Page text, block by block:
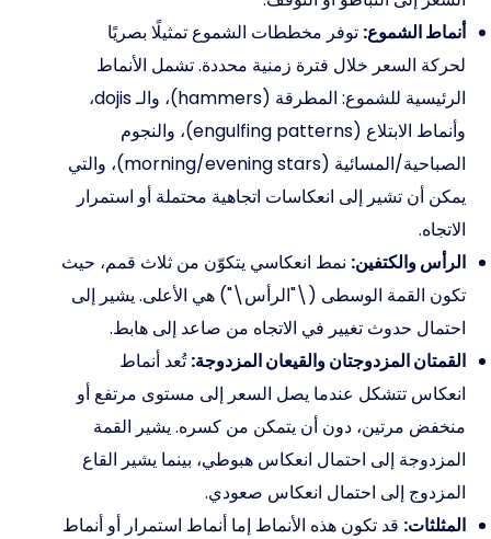
أنماط الشموع: توفر مخططات الشموع تمثيلًا بصريًا
لحركة السعر خلال فترة زمنية محددة. تشمل الأنماط
الرئيسية للشموع: المطرقة (hammers)، والـ dojis،
وأنماط الابتلاع (engulfing patterns)، والنجوم
الصباحية/المسائية (morning/evening stars)، والتي
يمكن أن تشير إلى انعكاسات اتجاهية محتملة أو استمرار
الاتجاه.
الرأس والكتفين: نمط انعكاسي يتكوّن من ثلاث قمم، حيث
تكون القمة الوسطى (\"الرأس\") هي الأعلى. يشير إلى
احتمال حدوث تغيير في الاتجاه من صاعد إلى هابط.
القمتان المزدوجتان والقيعان المزدوجة:تُعد أنماط
انعكاس تتشكل عندما يصل السعر إلى مستوى مرتفع أو
منخفض مرتين، دون أن يتمكن من كسره. يشير القمة
المزدوجة إلى احتمال انعكاس هبوطي، بينما يشير القاع
المزدوج إلى احتمال انعكاس صعودي.
المثلثات: قد تكون هذه الأنماط إما أنماط استمرار أو أنماط